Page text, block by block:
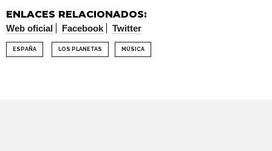
ENLACES RELACIONADOS:
Web oficial Facebook Twitter
ESPAÑA LOS PLANETAS MÚSICA